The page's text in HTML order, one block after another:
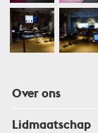
Over ons
Lidmaatschap